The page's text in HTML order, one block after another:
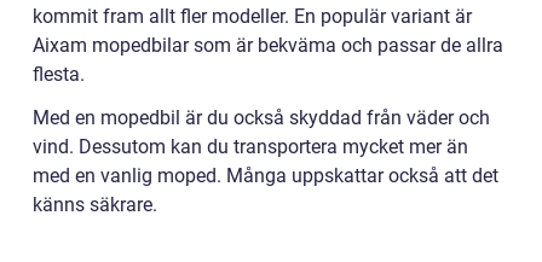
kommit fram allt fler modeller. En populär variant är
Aixam mopedbilar som är bekväma och passar de allra
flesta.
Med en mopedbil är du också skyddad från väder och
vind. Dessutom kan du transportera mycket mer än
med en vanlig moped. Många uppskattar också att det
känns säkrare.